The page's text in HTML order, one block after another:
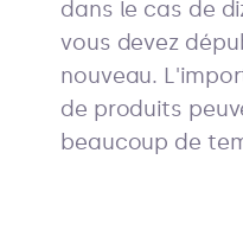
dans le cas de
vous devez
nouveau.
de produits
beaucoup de